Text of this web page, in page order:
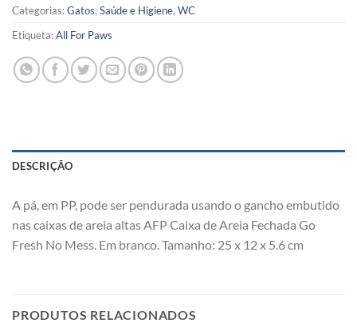
Categorias:Gatos, Saúde e Higiene, WC
Etiqueta:All For Paws
DESCRIÇÃO
A pá, em PP, pode ser pendurada usando o gancho embutido
nas caixas de areia altas AFP Caixa de Areia Fechada Go
Fresh No Mess. Em branco. Tamanho: 25 x 12 x 5.6 cm
PRODUTOS RELACIONADOS